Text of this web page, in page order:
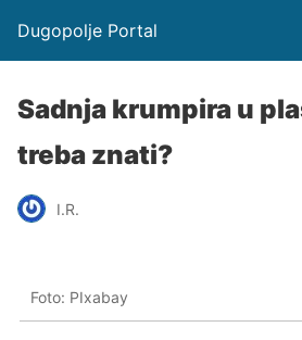
Dugopolje Portal
Sadnja krumpira u
treba znati?
I.R.
Foto: PIxabay